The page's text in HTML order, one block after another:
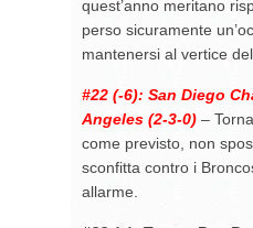
quest’anno meritano
perso sicuramente
mantenersi al vertice
#22 (-6): San Diego
Angeles (2-3-0) –
come previsto, non
sconfitta contro i
allarme.